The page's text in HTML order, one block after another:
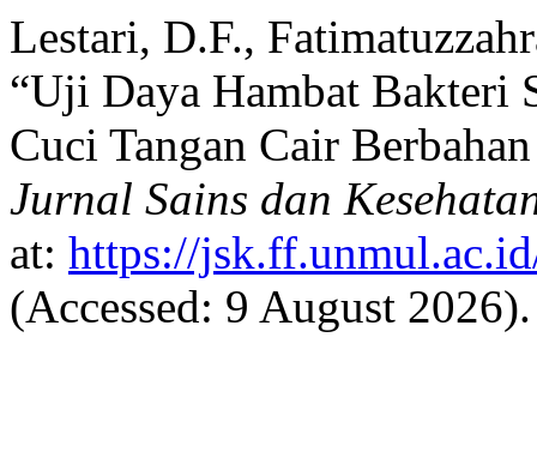
Lestari, D.F.,
“Uji Daya Hambat Bakteri
Cuci Tangan Cair
Jurnal Sains dan
at: https://
(Accessed: 9 August 2026).